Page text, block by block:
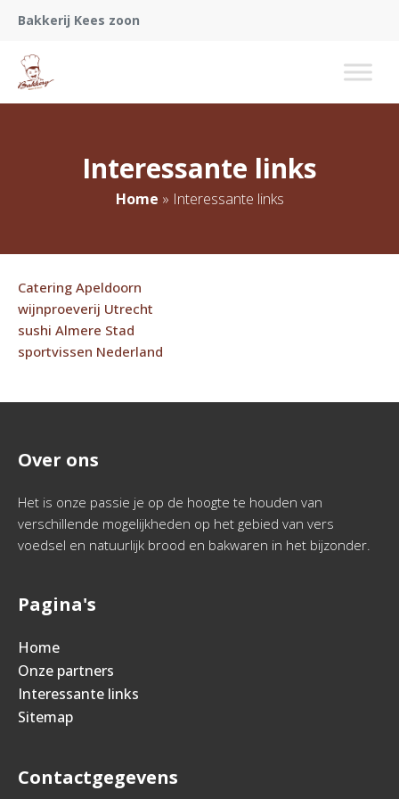
Bakkerij Kees zoon
Interessante links
Home » Interessante links
Catering Apeldoorn
wijnproeverij Utrecht
sushi Almere Stad
sportvissen Nederland
Over ons
Het is onze passie je op de hoogte te houden van
verschillende mogelijkheden op het gebied van vers
voedsel en natuurlijk brood en bakwaren in het bijzonder.
Pagina's
Home
Onze partners
Interessante links
Sitemap
Contactgegevens